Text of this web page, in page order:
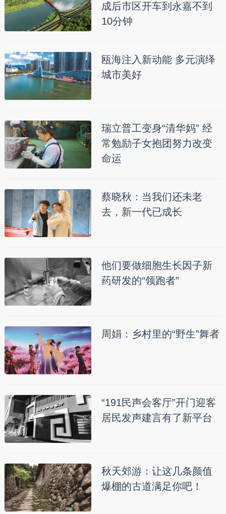
成后市区开车到永嘉不到
10分钟
瓯海注入新动能 多元演绎
城市美好
瑞立普工变身“清华妈” 经
常勉励子女抱团努力改变
命运
蔡晓秋：当我们还未老
去，新一代已成长
他们要做细胞生长因子新
药研发的“领跑者”
周娟：乡村里的“野生”舞者
“191民声会客厅”开门迎客
居民发声建言有了新平台
秋天郊游：让这几条颜值
爆棚的古道满足你吧！